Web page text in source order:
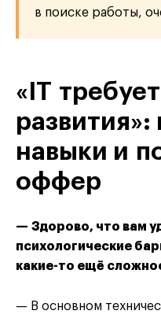
в поиске работы,
«IT
навыки и
оффер
— Здорово, что вам
психологические
какие-то ещё
— В основном